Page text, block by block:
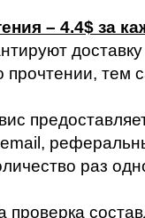
– 4.4$ за
прочтении,
раз
проверка